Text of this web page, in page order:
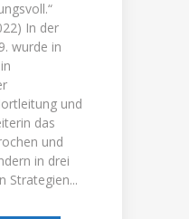
In der
wurde in
und
das
und
in drei
Strategien...